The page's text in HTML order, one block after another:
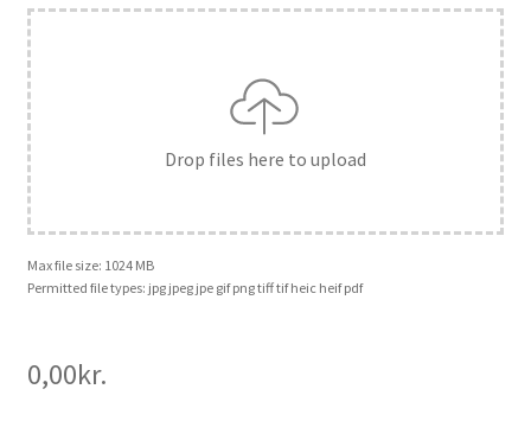
Drop files here to upload
Max file size: 1024 MB
Permitted file types: jpg jpeg jpe gif png tiff tif heic heif pdf
0,00kr.